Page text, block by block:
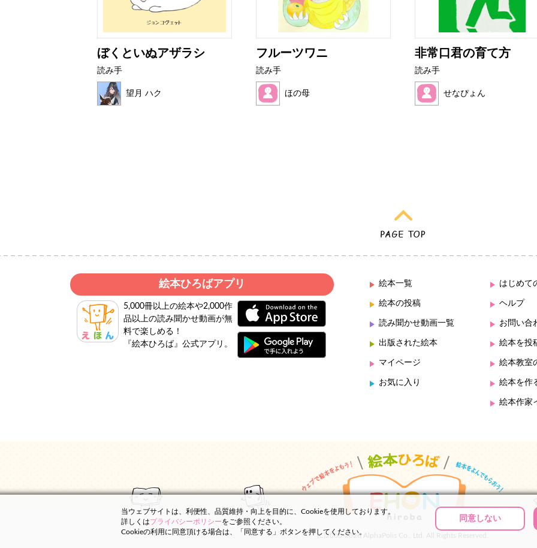
ぼくといぬアザラシ
読み手
望月 ハク
フルーツワニ
読み手
ほの母
非常口君の育て方
読み手
せなぴょん
絵本ひろばアプリ
5,000冊以上の絵本や2,000作
品以上の読み聞かせ動画が無
料で楽しめる！
『絵本ひろば』公式アプリ。
絵本一覧
絵本の投稿
読み聞かせ動画一覧
出版された絵本
マイページ
お気に入り
はじめて
ヘルプ
お問い合
絵本を投
絵本教室
絵本を作
絵本作家
(C)2000-2026 AlphaPolis Co., Ltd. All Rights Reserved.
当ウェブサイトは、利便性、品質維持・向上を目的に、Cookieを使用しております。
詳しくはプライバシーポリシーをご参照ください。
Cookieの利用に同意頂ける場合は、「同意する」ボタンを押してください。
同意しない